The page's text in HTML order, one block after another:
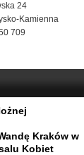
24
Kamienna
709
Kraków w
Kobiet